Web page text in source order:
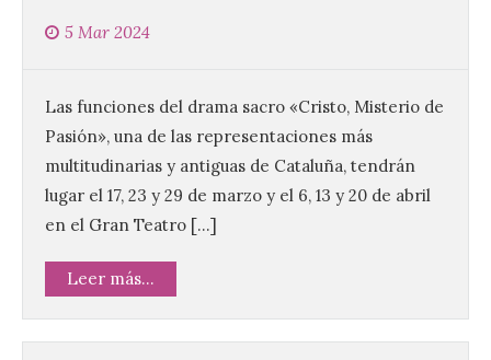
5 Mar 2024
Las funciones del drama sacro «Cristo, Misterio de
Pasión», una de las representaciones más
multitudinarias y antiguas de Cataluña, tendrán
lugar el 17, 23 y 29 de marzo y el 6, 13 y 20 de abril
en el Gran Teatro […]
Leer más...